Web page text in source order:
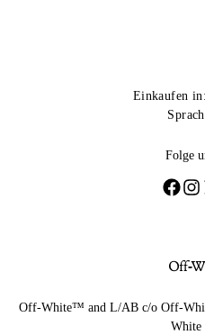
Einkaufen in:
Folge
Off-White™ and L/AB c/o Off-
White